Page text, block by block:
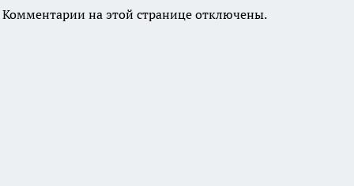
Комментарии на этой странице отключены.